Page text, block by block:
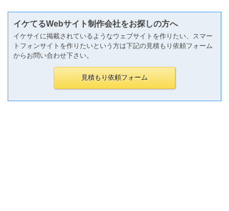
イケてるWebサイト制作会社をお探しの方へ
イケサイに掲載されているようなウェブサイトを作りたい、スマー
トフォンサイトを作りたいという方は下記の見積もり依頼フォーム
からお問い合わせ下さい。